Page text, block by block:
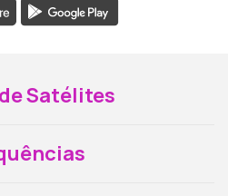
Satélites